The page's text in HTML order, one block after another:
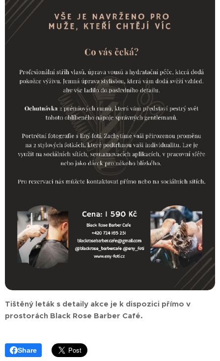
Tištěný leták s detaily akce je k dispozici přímo v
prostorách Black Rose Barber Café.
Share